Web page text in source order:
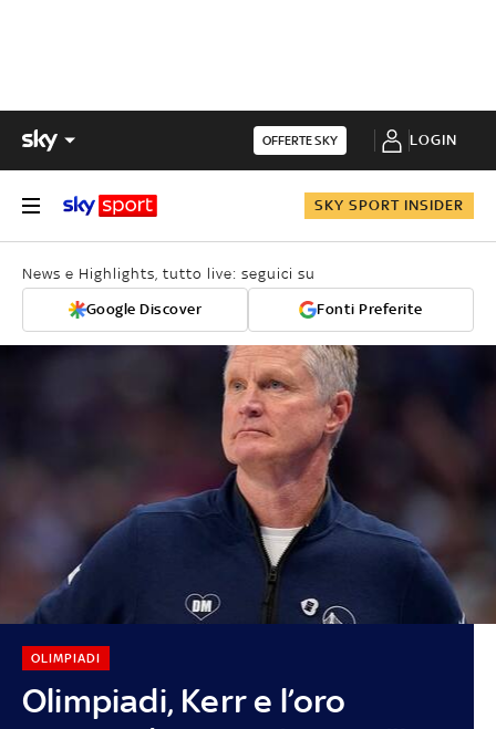
OFFERTE SKY LOGIN
SKY SPORT INSIDER
News e Highlights, tutto live: seguici su
Google Discover Fonti Preferite
Olimpiadi, Kerr e l’oro
OLIMPIADI